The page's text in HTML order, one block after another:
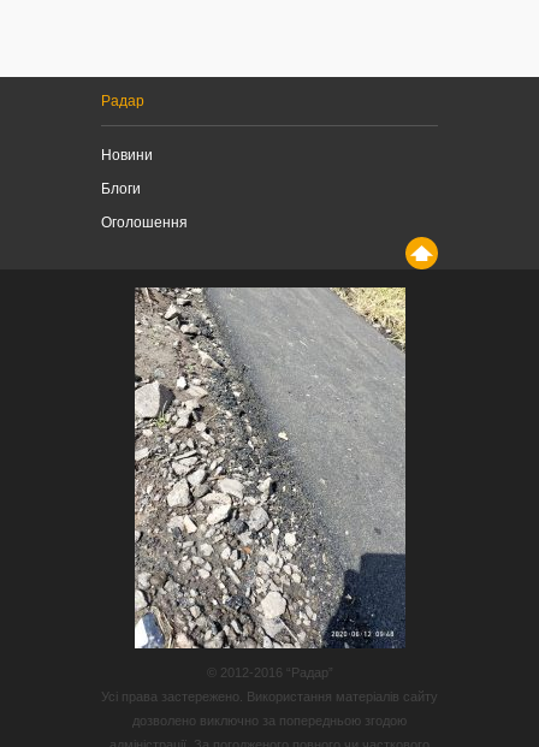
Радар
Новини
Блоги
Оголошення
© 2012-2016 “Радар”
Усі права застережено. Використання матеріалів сайту
дозволено виключно за попередньою згодою